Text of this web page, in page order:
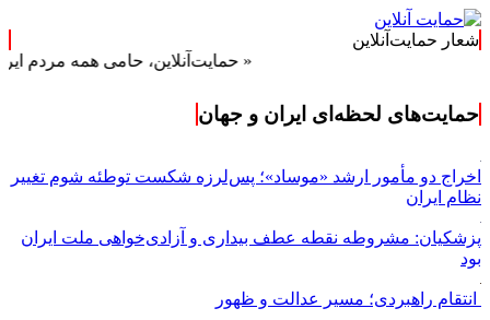
شعار حمایت‌آنلاین
« حمایت‌آنلاین، حامی همه مردم ایران »
حمایت‌های لحظه‌ای ایران و جهان
اخراج دو مأمور ارشد «موساد»؛ پس‌لرزه شکست توطئه شوم تغییر
نظام ایران
پزشکیان: مشروطه نقطه عطف بیداری و آزادی‌خواهی ملت ایران
بود
انتقام راهبردی؛ مسیر عدالت و ظهور